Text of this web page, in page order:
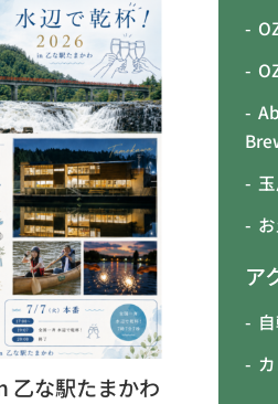
ア
乙な駅たまかわ